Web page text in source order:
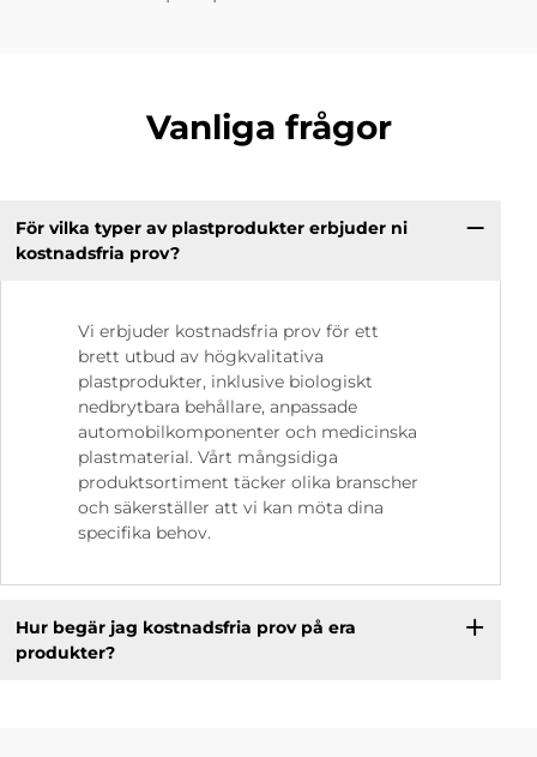
Vanliga frågor
För vilka typer av plastprodukter erbjuder ni
kostnadsfria prov?
Vi erbjuder kostnadsfria prov för ett
brett utbud av högkvalitativa
plastprodukter, inklusive biologiskt
nedbrytbara behållare, anpassade
automobilkomponenter och medicinska
plastmaterial. Vårt mångsidiga
produktsortiment täcker olika branscher
och säkerställer att vi kan möta dina
specifika behov.
Hur begär jag kostnadsfria prov på era
produkter?